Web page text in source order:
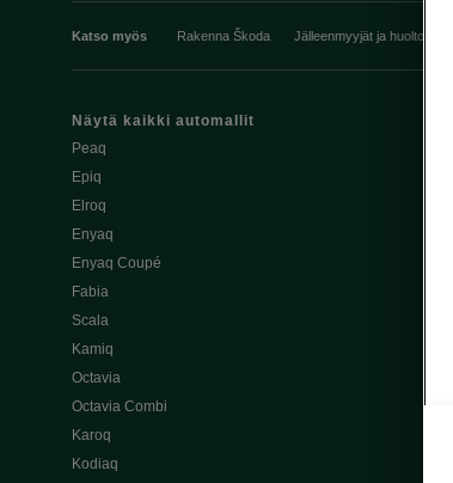
Katso myös Rakenna Škoda Jälleenmyyjät ja huolto
Näytä kaikki automallit
Peaq
Epiq
Elroq
Enyaq
Enyaq Coupé
Fabia
Scala
Kamiq
Octavia
Octavia Combi
Karoq
Kodiaq